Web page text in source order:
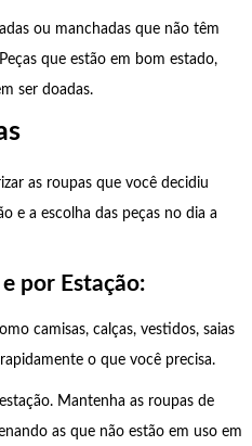
ou manchadas que não têm
que estão em bom estado,
ser doadas.
as roupas que você decidiu
e a escolha das peças no dia a
por Estação:
camisas, calças, vestidos, saias
o que você precisa.
Mantenha as roupas de
as que não estão em uso em